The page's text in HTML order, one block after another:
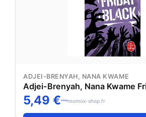
ADJEI-BRENYAH, NANA KWAME
Adjei-Brenyah, Nana Kwame
5,49 € momox-shop.fr